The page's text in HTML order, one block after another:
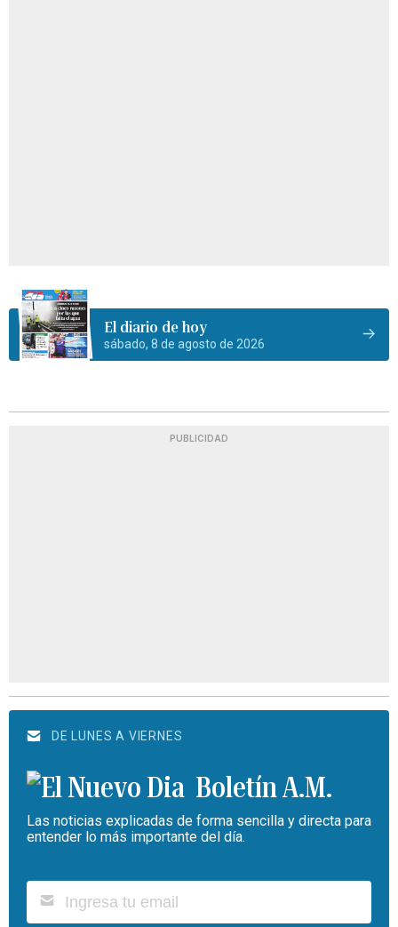
El diario de hoy
sábado, 8 de agosto de 2026
PUBLICIDAD
DE LUNES A VIERNES
Boletín A.M.
Las noticias explicadas de forma sencilla y directa para
entender lo más importante del día.